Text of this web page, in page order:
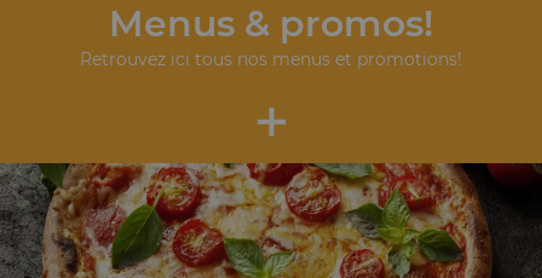
Menus & promos!
Retrouvez ici tous nos menus et promotions!
+